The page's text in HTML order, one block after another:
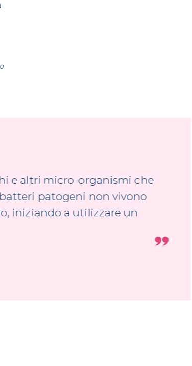
e altri micro-organismi che
patogeni non vivono
iniziando a utilizzare un